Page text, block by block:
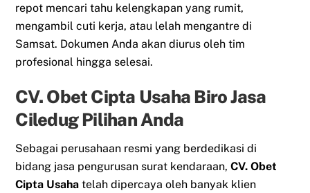
repot mencari tahu kelengkapan yang rumit,
mengambil cuti kerja, atau lelah mengantre di
Samsat. Dokumen Anda akan diurus oleh tim
profesional hingga selesai.
CV. Obet Cipta Usaha Biro Jasa
Ciledug Pilihan Anda
Sebagai perusahaan resmi yang berdedikasi di
bidang jasa pengurusan surat kendaraan,CV. Obet
Cipta Usaha telah dipercaya oleh banyak klien